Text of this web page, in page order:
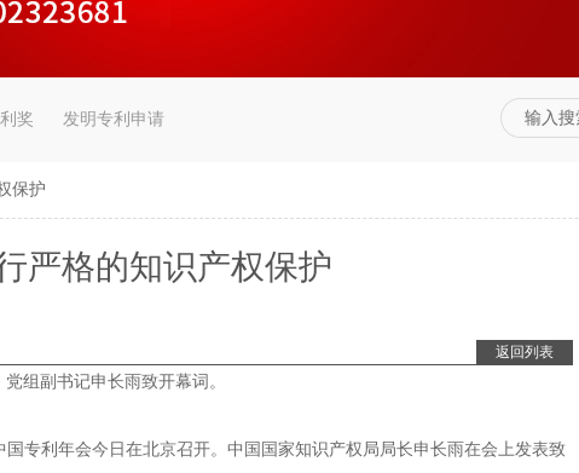
奖 发明专利申请
保护
严格的知识产权保护
返回列表
组副书记申长雨致开幕词。
利年会今日在北京召开。中国国家知识产权局局长申长雨在会上发表致